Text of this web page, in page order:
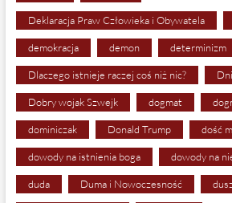
Deklaracja Praw Człowieka i Obywatela
demokracja demon determinizm
Dlaczego istnieje raczej coś niż nic?
Dobry wojak Szwejk dogmat
dominiczak Donald Trump dość
dowody na istnienia boga dowody na
duda Duma i Nowoczesność